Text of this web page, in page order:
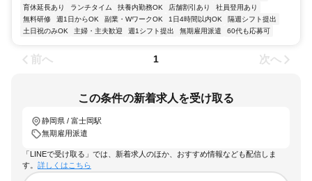
育休延長あり
ランチタイム 扶養内勤務OK 店舗割引あり
社員登用あり
無料研修
週1日からOK 副業・WワークOK 1日4時間以内OK
隔週シフト提出
土日祝のみOK
主婦・主夫歓迎 週1シフト提出 無期雇用派遣 60代も応募可
前へ 1 次へ
この条件の新着求人を受け取る
静岡県 / 富士岡駅
無期雇用派遣
「LINEで受け取る」では、新着求人のほか、おすすめ情報なども配信しま
す。 詳しくはこちら